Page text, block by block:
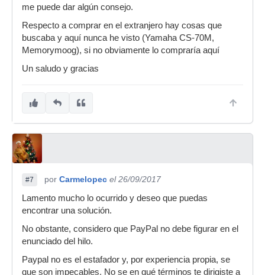
me puede dar algún consejo.
Respecto a comprar en el extranjero hay cosas que
buscaba y aquí nunca he visto (Yamaha CS-70M,
Memorymoog), si no obviamente lo compraría aquí
Un saludo y gracias
#7 por Carmelopec el 26/09/2017
Lamento mucho lo ocurrido y deseo que puedas
encontrar una solución.
No obstante, considero que PayPal no debe figurar en el
enunciado del hilo.
Paypal no es el estafador y, por experiencia propia, se
que son impecables. No se en qué términos te dirigiste a